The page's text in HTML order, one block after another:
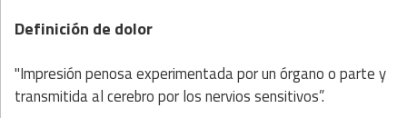
Definición de dolor
"Impresión penosa experimentada por un órgano o parte y
transmitida al cerebro por los nervios sensitivos”.